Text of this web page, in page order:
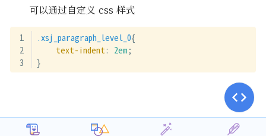
可以通过自定义 css 样式
.xsj_paragraph_level_0{
text-indent: 2em;
}